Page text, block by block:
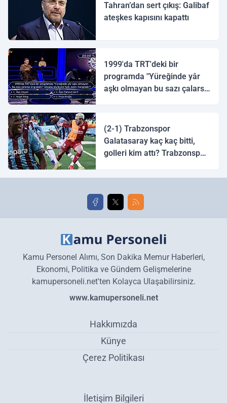
Tahran’dan sert çıkış: Galibaf
ateşkes kapısını kapattı
1999'da TRT'deki bir
programda "Yüreğinde yâr
aşkı olmayan bu sazı çalarsa
(2-1) Trabzonspor
Galatasaray kaç kaç bitti,
golleri kim attı? Trabzonspor
golleri!
Kamu Personel Alımı, Son Dakika Memur Haberleri,
Ekonomi, Politika ve Gündem Gelişmelerine
kamupersoneli.net'ten Kolayca Ulaşabilirsiniz.
www.kamupersoneli.net
Hakkımızda
Künye
Çerez Politikası
İletişim Bilgileri